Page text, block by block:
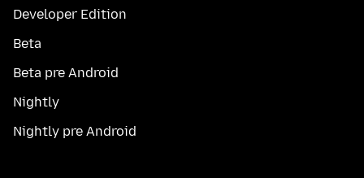
Developer Edition
Beta
Beta pre Android
Nightly
Nightly pre Android